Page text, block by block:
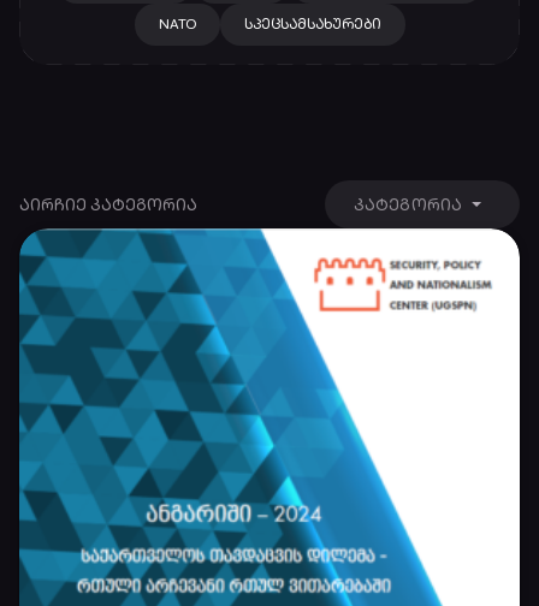
NATO ᲡᲞᲔᲪᲡᲐᲛᲡᲐᲮᲣᲠᲔᲑᲘ
ᲐᲘᲠᲩᲘᲔ ᲙᲐᲢᲔᲒᲝᲠᲘᲐ ᲙᲐᲢᲔᲒᲝᲠᲘᲐ